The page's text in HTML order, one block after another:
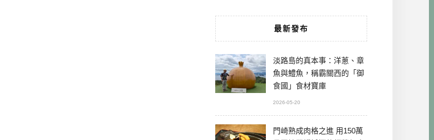
最新發布
淡路島的真本事：洋蔥、章
魚與鱧魚，稱霸關西的「御
食國」食材寶庫
2026-05-20
門崎熟成肉格之進 用150萬